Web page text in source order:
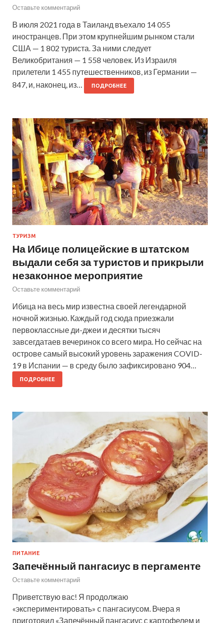
Оставьте комментарий
В июля 2021 года в Таиланд въехало 14 055
иностранцев. При этом крупнейшим рынком стали
США — 1 802 туриста. За ними следует
Великобритания — 1 558 человек. Из Израиля
прилетели 1 455 путешественников, из Германии —
847, и, наконец, из…
ПОДРОБНЕЕ
ТУРИЗМ
На Ибице полицейские в штатском
выдали себя за туристов и прикрыли
незаконное мероприятие
Оставьте комментарий
Ибица на весь мир известна своей легендарной
ночной жизнью. Каждый год сюда приезжали
первоклассные ди-джеи и десятки тысяч
завсегдатаев вечеринок со всего мира. Но сейчас на
острове самый высокий уровень заражения COVID-
19 в Испании — в среду было зафиксировано 904…
ПОДРОБНЕЕ
ПИТАНИЕ
Запечённый пангасиус в пергаменте
Оставьте комментарий
Приветствую вас! Я продолжаю
«экспериментировать» с пангасиусом. Вчера я
приготовил «Запечённый пангасиус с картофелем и